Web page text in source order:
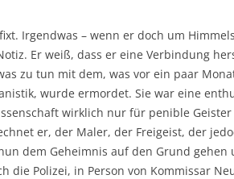
Irgendwas – wenn er doch um
Er weiß, dass er eine Verbindung
zu tun mit dem, was vor ein paar
wurde ermordet. Sie war eine
wirklich nur für penible
er, der Maler, der Freigeist, der
dem Geheimnis auf den Grund gehen
die Polizei, in Person von Kommissar